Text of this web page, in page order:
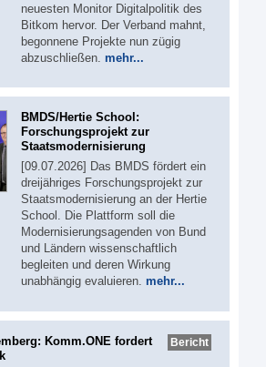
neuesten Monitor Digitalpolitik des
Bitkom hervor. Der Verband mahnt,
begonnene Projekte nun zügig
abzuschließen. mehr...
BMDS/Hertie School:
Forschungsprojekt zur
Staatsmodernisierung
[09.07.2026] Das BMDS fördert ein
dreijähriges Forschungsprojekt zur
Staatsmodernisierung an der Hertie
School. Die Plattform soll die
Modernisierungsagenden von Bund
und Ländern wissenschaftlich
begleiten und deren Wirkung
unabhängig evaluieren. mehr...
Bericht
Komm.ONE fordert